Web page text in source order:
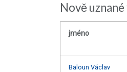
Nově
jméno
Baloun Václav